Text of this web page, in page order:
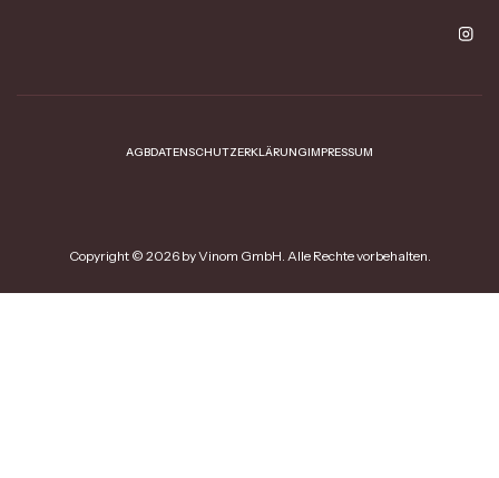
AGBDATENSCHUTZERKLÄRUNGIMPRESSUM
Copyright © 2026 by Vinom GmbH. Alle Rechte vorbehalten.